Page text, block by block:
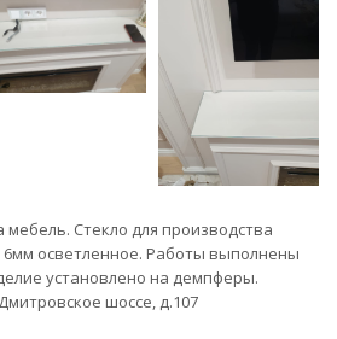
мебель. Стекло для производства
6мм осветленное. Работы выполнены
установлено на демпферы.
шоссе, д.107